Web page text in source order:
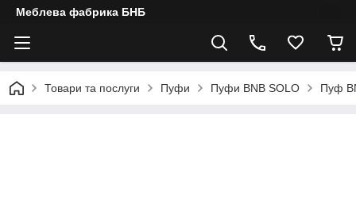
Меблева фабрика БНБ
Товари та послуги Пуфи Пуфи BNB SOLO Пуф